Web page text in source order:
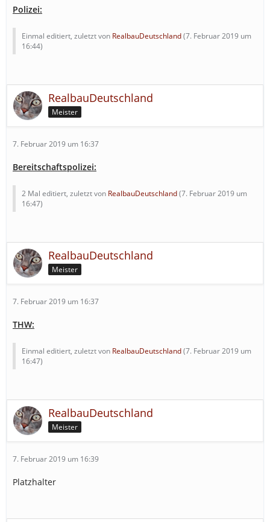
Polizei:
Einmal editiert, zuletzt von RealbauDeutschland(7. Februar 2019 um
16:44)
RealbauDeutschland
Meister
7. Februar 2019 um 16:37
Bereitschaftspolizei:
2 Mal editiert, zuletzt von RealbauDeutschland(7. Februar 2019 um
16:47)
RealbauDeutschland
Meister
7. Februar 2019 um 16:37
THW:
Einmal editiert, zuletzt von RealbauDeutschland(7. Februar 2019 um
16:47)
RealbauDeutschland
Meister
7. Februar 2019 um 16:39
Platzhalter